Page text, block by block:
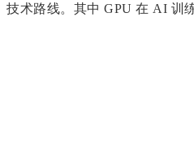
技术路线。其中 GPU 在 AI 训